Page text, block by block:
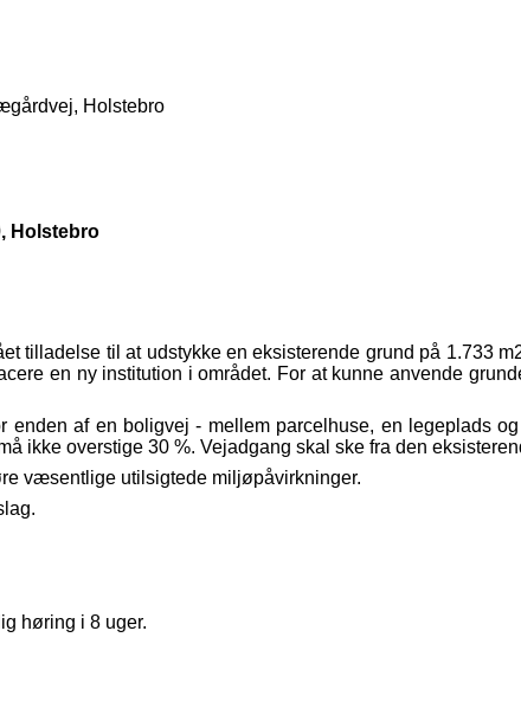
Holstebro
Holstebro
tilladelse til at udstykke en eksisterende grund på 1.733
en ny institution i området. For at kunne anvende
af en boligvej - mellem parcelhuse, en legeplads
ikke overstige 30 %. Vejadgang skal ske fra den
væsentlige utilsigtede miljøpåvirkninger.
høring i 8 uger.